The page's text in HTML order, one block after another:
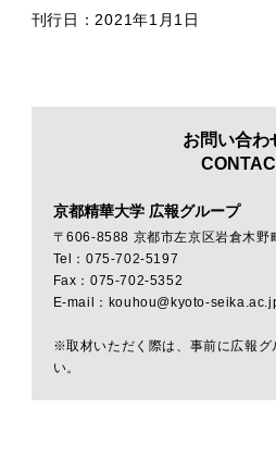
刊行日：2021年1月1日
お問い合わ
京都精華大学 広報グループ
〒606-8588 京都市左京区岩倉木野
Tel：075-702-5197
Fax：075-702-5352
E-mail：kouhou@kyoto-
※取材いただく際は、事前に広報グ
い。